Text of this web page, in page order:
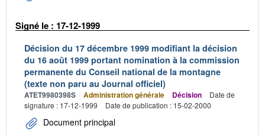
Signé le : 17-12-1999
Décision du 17 décembre 1999 modifiant la décision
du 16 août 1999 portant nomination à la commission
permanente du Conseil national de la montagne
(texte non paru au Journal officiel)
ATET9980398S Administration générale Décision
Date de
signature : 17-12-1999
Date de publication : 15-02-2000
Document principal